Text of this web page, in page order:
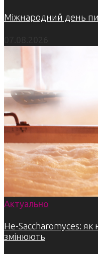
Міжнародний день
Актуально
Не-Saccharomyces: як
змінюють